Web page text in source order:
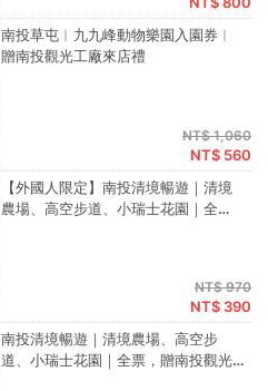
南投草屯︱九九峰動物樂園入園券︱
贈南投觀光工廠來店禮
NT$ 1,060
NT$ 560
【外國人限定】南投清境暢遊｜清境
農場、高空步道、小瑞士花園｜全
NT$ 970
NT$ 390
南投清境暢遊｜清境農場、高空步
道、小瑞士花園｜全票，贈南投觀光